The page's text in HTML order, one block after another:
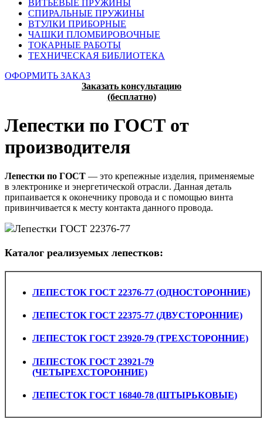
ВИТЬЕВЫЕ ПРУЖИНЫ
СПИРАЛЬНЫЕ ПРУЖИНЫ
ВТУЛКИ ПРИБОРНЫЕ
ЧАШКИ ПЛОМБИРОВОЧНЫЕ
ТОКАРНЫЕ РАБОТЫ
ТЕХНИЧЕСКАЯ БИБЛИОТЕКА
ОФОРМИТЬ ЗАКАЗ
Заказать консультацию
(бесплатно)
Лепестки по ГОСТ от
производителя
Лепестки по ГОСТ — это крепежные изделия, применяемые
в электронике и энергетической отрасли. Данная деталь
припаивается к оконечнику провода и с помощью винта
привинчивается к месту контакта данного провода.
Каталог реализуемых лепестков:
ЛЕПЕСТОК ГОСТ 22376-77 (ОДНОСТОРОННИЕ)
ЛЕПЕСТОК ГОСТ 22375-77 (ДВУСТОРОННИЕ)
ЛЕПЕСТОК ГОСТ 23920-79 (ТРЕХСТОРОННИЕ)
ЛЕПЕСТОК ГОСТ 23921-79
(ЧЕТЫРЕХСТОРОННИЕ)
ЛЕПЕСТОК ГОСТ 16840-78 (ШТЫРЬКОВЫЕ)